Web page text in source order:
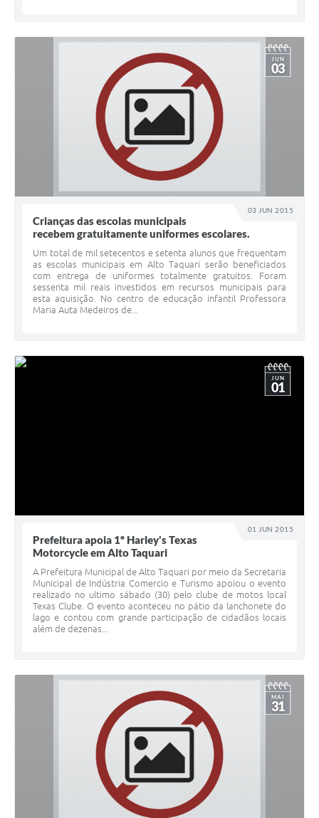
03 JUN 2015
JUN
03
Crianças das escolas municipais
recebem gratuitamente uniformes escolares.
Um total de mil setecentos e setenta alunos que frequentam
as escolas municipais em Alto Taquari serão beneficiados
com entrega de uniformes totalmente gratuitos. Foram
sessenta mil reais investidos em recursos municipais para
esta aquisição. No centro de educação infantil Professora
Maria Auta Medeiros de...
01 JUN 2015
JUN
01
Prefeitura apoia 1º Harley's Texas
Motorcycle em Alto Taquari
A Prefeitura Municipal de Alto Taquari por meio da Secretaria
Municipal de Indústria Comercio e Turismo apoiou o evento
realizado no ultimo sábado (30) pelo clube de motos local
Texas Clube. O evento aconteceu no pátio da lanchonete do
lago e contou com grande participação de cidadãos locais
além de dezenas...
MAI
31